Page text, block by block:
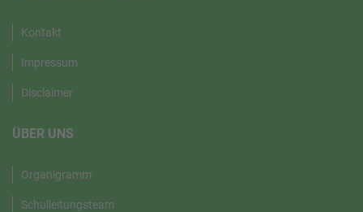
Kontakt
Impressum
Disclaimer
ÜBER UNS
Organigramm
Schulleitungsteam